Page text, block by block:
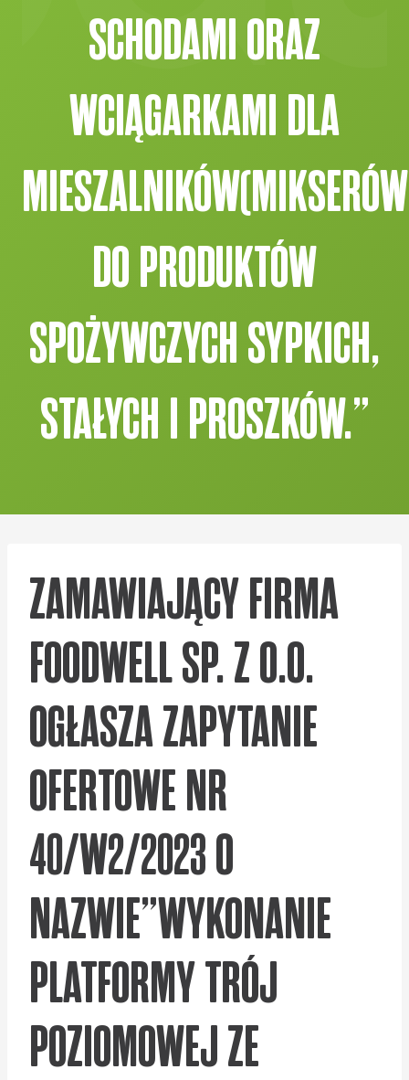
SCHODAMI ORAZ
WCIĄGARKAMI DLA
DO PRODUKTÓW
SPOŻYWCZYCH SYPKICH,
STAŁYCH I PROSZKÓW.”
ZAMAWIAJĄCY FIRMA
FOODWELL SP. Z O.O.
OGŁASZA ZAPYTANIE
OFERTOWE NR
40/W2/2023 O
NAZWIE”WYKONANIE
PLATFORMY TRÓJ
POZIOMOWEJ ZE